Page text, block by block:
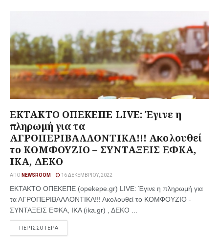
ΕΚΤΑΚΤΟ ΟΠΕΚΕΠΕ LIVE: Έγινε η
πληρωμή για τα
ΑΓΡΟΠΕΡΙΒΑΛΛΟΝΤΙΚΑ!!! Ακολουθεί
το ΚΟΜΦΟΥΖΙΟ – ΣΥΝΤΑΞΕΙΣ ΕΦΚΑ,
ΙΚΑ, ΔΕΚΟ
ΑΠΌ NEWSROOM 16 ΔΕΚΕΜΒΡΊΟΥ, 2022
ΕΚΤΑΚΤΟ ΟΠΕΚΕΠΕ (opekepe.gr) LIVE: Έγινε η πληρωμή για
τα ΑΓΡΟΠΕΡΙΒΑΛΛΟΝΤΙΚΑ!!! Ακολουθεί το ΚΟΜΦΟΥΖΙΟ -
ΣΥΝΤΑΞΕΙΣ ΕΦΚΑ, ΙΚΑ (ika.gr) , ΔΕΚΟ ...
ΠΕΡΙΣΣΟΤΕΡΑ